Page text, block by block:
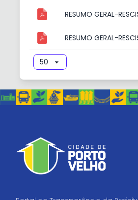
RESUMO GERAL-
RESUMO GERAL-